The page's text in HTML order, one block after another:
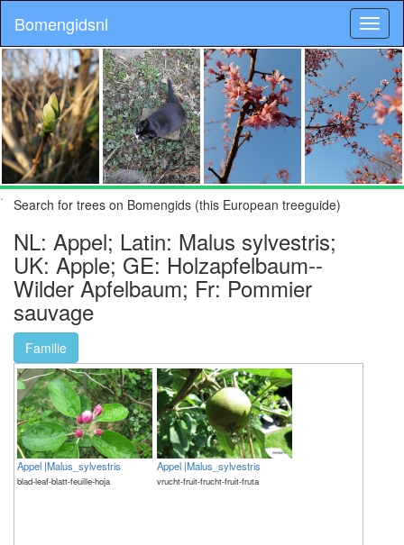
Bomengidsnl
.
Search for trees on Bomengids (this European treeguide)
NL: Appel; Latin: Malus sylvestris;
UK: Apple; GE: Holzapfelbaum--
Wilder Apfelbaum; Fr: Pommier
sauvage
Familie
Appel |Malus_sylvestris
blad-leaf-blatt-feuille-hoja
Appel |Malus_sylvestris
vrucht-fruit-frucht-fruit-fruta